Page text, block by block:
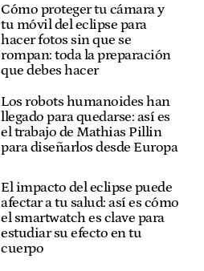
Cómo proteger tu cámara y
tu móvil del eclipse para
hacer fotos sin que se
rompan: toda la preparación
que debes hacer
Los robots humanoides han
llegado para quedarse: así es
el trabajo de Mathias Pillin
para diseñarlos desde Europa
El impacto del eclipse puede
afectar a tu salud: así es cómo
el smartwatch es clave para
estudiar su efecto en tu
cuerpo